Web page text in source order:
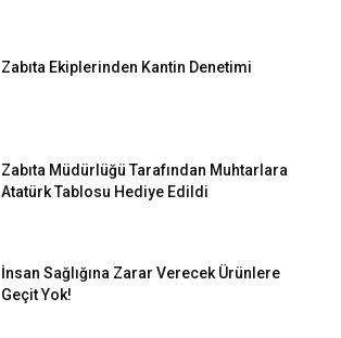
Zabıta Ekiplerinden Kantin Denetimi
Zabıta Müdürlüğü Tarafından Muhtarlara
Atatürk Tablosu Hediye Edildi
İnsan Sağlığına Zarar Verecek Ürünlere
Geçit Yok!